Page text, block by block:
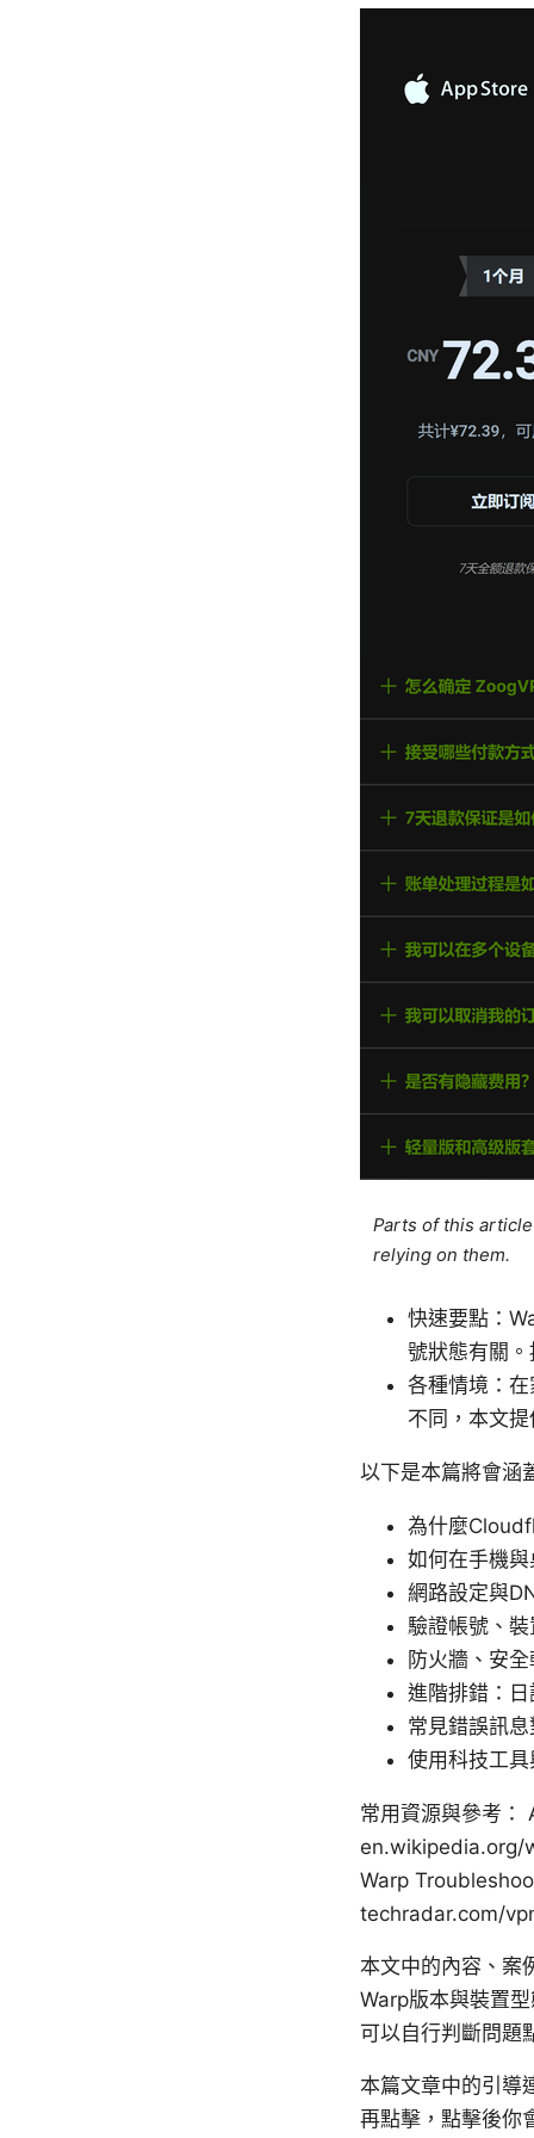
Parts of this
relying on them.
快速要點：
號狀態有關
各種情境：
不同，本文
以下是本篇將會涵
為什麼
如何在手機
網路設定與
驗證帳號、
防火牆、安
進階排錯：
常見錯誤訊
使用科技工
常用資源與參考
en.wikipedia.org/
Warp
techradar.com/
本文中的內容、案
Warp版本與裝置
可以自行判斷問題
本篇文章中的引導
再點擊，點擊後你